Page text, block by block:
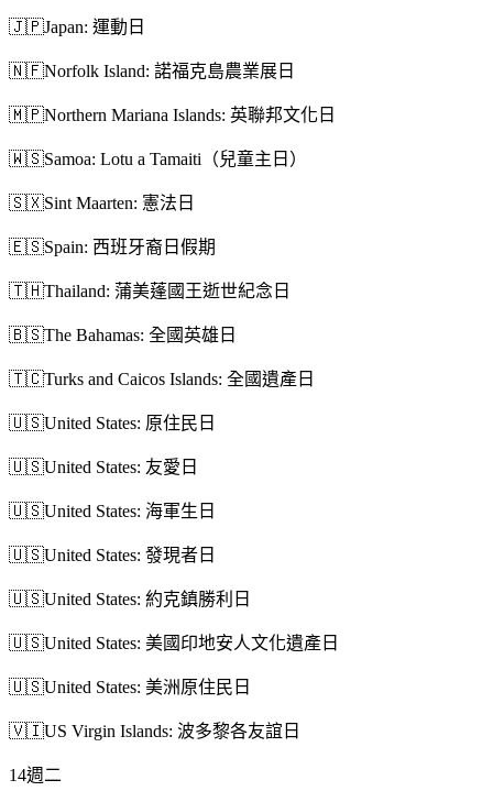
🇯🇵Japan: 運動日
🇳🇫Norfolk Island: 諾福克島農業展日
🇲🇵Northern Mariana Islands: 英聯邦文化日
🇼🇸Samoa: Lotu a Tamaiti（兒童主日）
🇸🇽Sint Maarten: 憲法日
🇪🇸Spain: 西班牙裔日假期
🇹🇭Thailand: 蒲美蓬國王逝世紀念日
🇧🇸The Bahamas: 全國英雄日
🇹🇨Turks and Caicos Islands: 全國遺產日
🇺🇸United States: 原住民日
🇺🇸United States: 友愛日
🇺🇸United States: 海軍生日
🇺🇸United States: 發現者日
🇺🇸United States: 約克鎮勝利日
🇺🇸United States: 美國印地安人文化遺產日
🇺🇸United States: 美洲原住民日
🇻🇮US Virgin Islands: 波多黎各友誼日
14週二